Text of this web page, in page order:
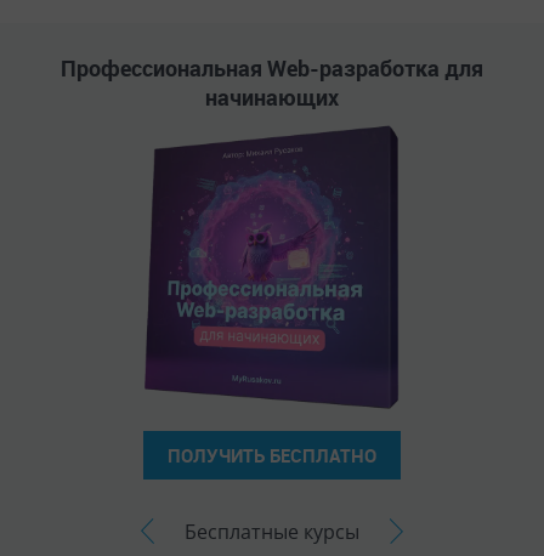
Профессиональная Web-разработка для
начинающих
ПОЛУЧИТЬ БЕСПЛАТНО
Бесплатные курсы